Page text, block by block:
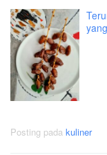
Posting pada kuliner